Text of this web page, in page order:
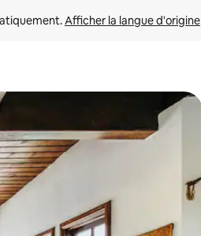
Afficher la langue d'origine